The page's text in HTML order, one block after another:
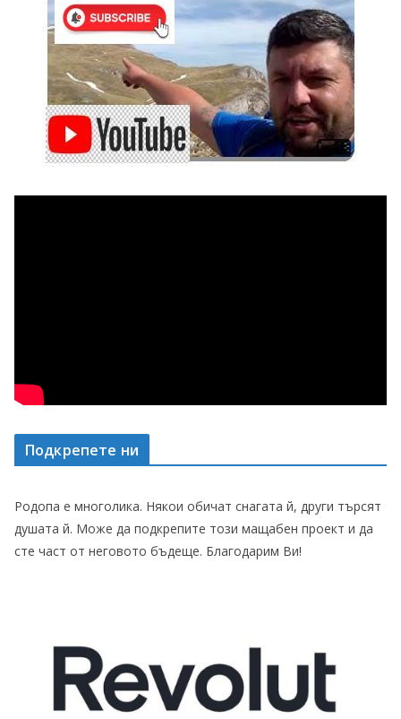
Подкрепете ни
Родопа е многолика. Някои обичат снагата й, други търсят
душата й. Може да подкрепите този мащабен проект и да
сте част от неговото бъдеще. Благодарим Ви!